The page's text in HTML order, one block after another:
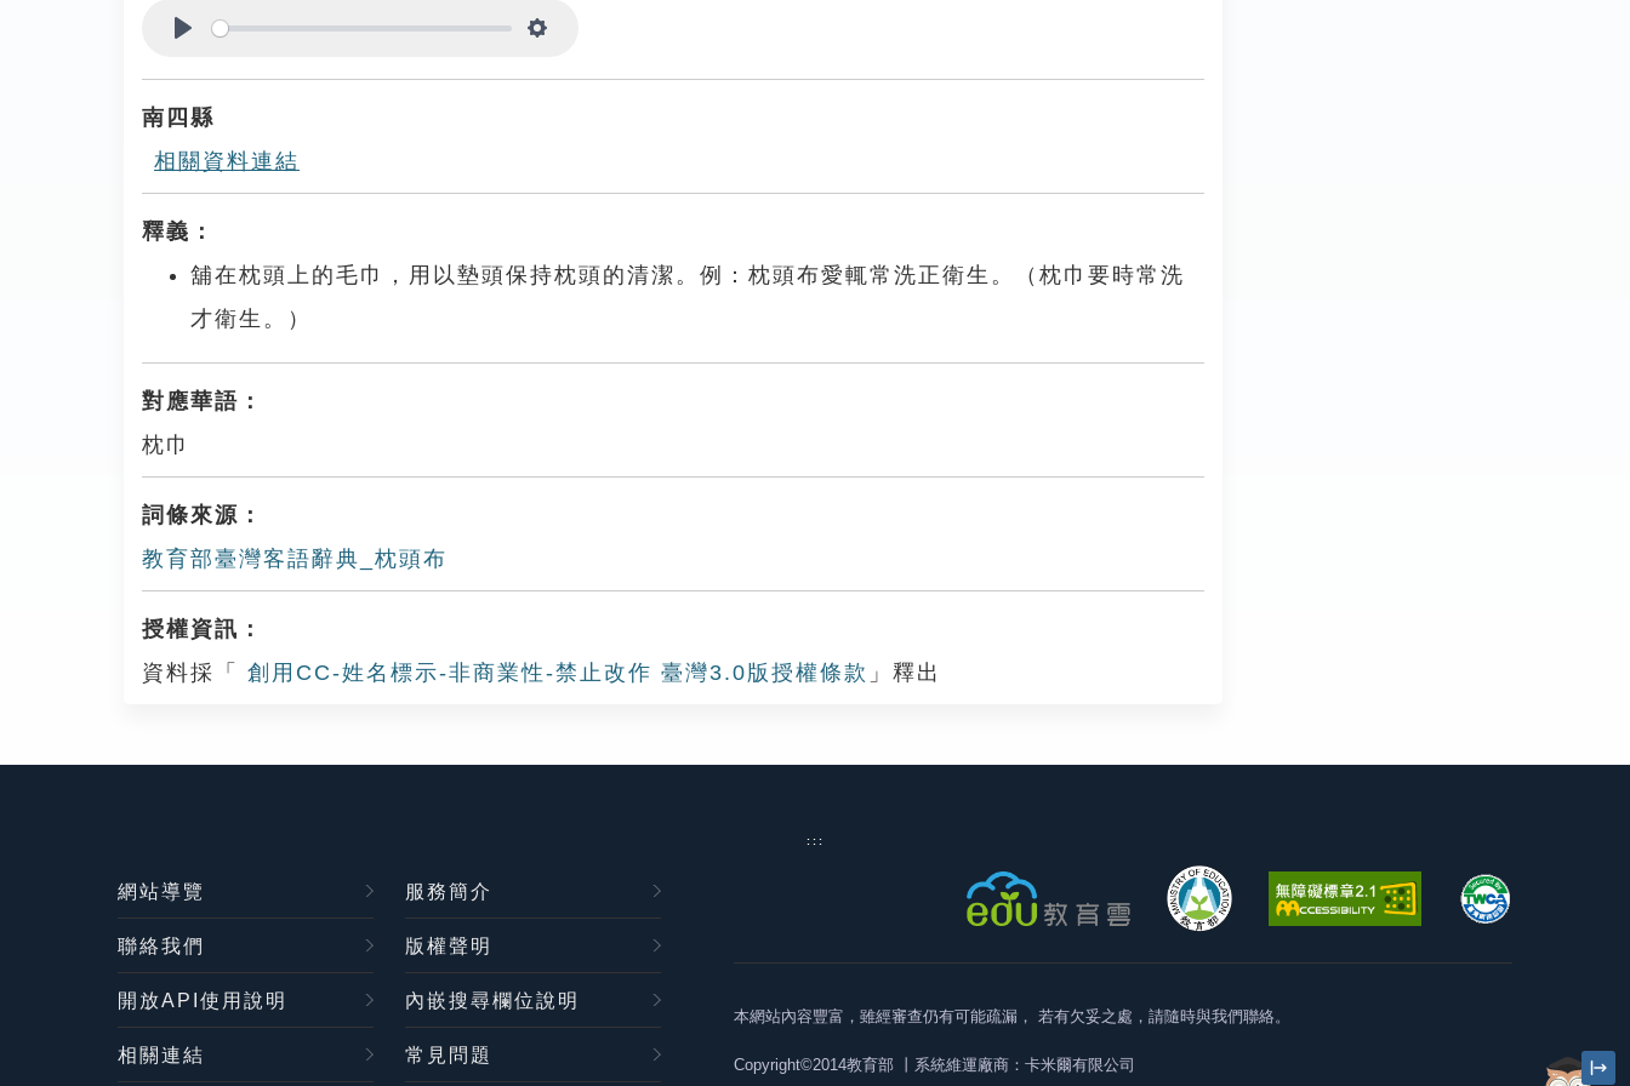
南四縣
相關資料連結
釋義：
舖在枕頭上的毛巾，用以墊頭保持枕頭的清潔。例：枕頭布愛輒常洗正衛生。（枕巾要時常洗
才衛生。）
對應華語：
枕巾
詞條來源：
教育部臺灣客語辭典_枕頭布
授權資訊：
資料採「
創用CC-姓名標示-非商業性-禁止改作 臺灣3.0版授權條款 」釋出
:::
網站導覽 服務簡介
聯絡我們 版權聲明
開放API使用說明 內嵌搜尋欄位說明
相關連結 常見問題
本網站內容豐富，雖經審查仍有可能疏漏， 若有欠妥之處，請隨時與我們聯絡。
Copyright©2014教育部 丨系統維運廠商：卡米爾有限公司